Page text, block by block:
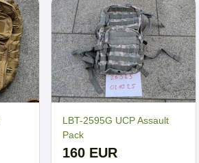
LBT-2595G UCP Assault
Pack
160 EUR